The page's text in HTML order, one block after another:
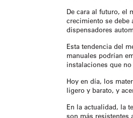
De cara al futuro, el
crecimiento se debe
dispensadores
Esta tendencia del
manuales podrían
instalaciones que
Hoy en día, los
ligero y barato, y
En la actualidad, la
son más resistentes